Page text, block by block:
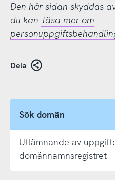
Den här sidan skyddas
du kan läsa mer om
Dela
Sök domän
Utlämnande av
domännamnsregistret